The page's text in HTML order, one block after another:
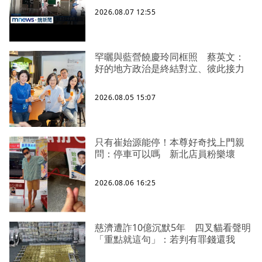
2026.08.07 12:55
罕曬與藍營饒慶玲同框照 蔡英文：
好的地方政治是終結對立、彼此接力
2026.08.05 15:07
只有崔始源能停！本尊好奇找上門親
問：停車可以嗎 新北店員粉樂壞
2026.08.06 16:25
慈濟遭詐10億沉默5年 四叉貓看聲明
「重點就這句」：若判有罪錢還我